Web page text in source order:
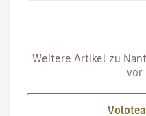
Weitere Artikel zu
vor